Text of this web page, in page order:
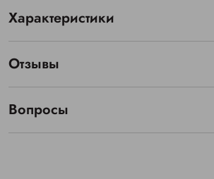
Характеристики
Отзывы
Вопросы